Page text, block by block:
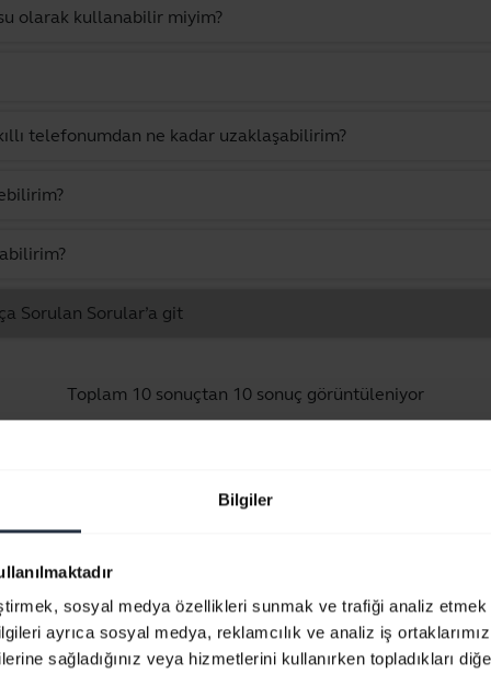
Bilgiler
sosyal medya özellikleri sunmak ve trafiği analiz
ayrıca sosyal medya, reklamcılık ve analiz iş
sağladığınız veya hizmetlerini kullanırken topladıkları
olarak kullanabilir miyim?
telefonumdan ne kadar uzaklaşabilirim?
Sorulan Sorular’a git
Toplam 10 sonuçtan 10 sonuç görüntüleniyor
Ürün dokümanları
Hızlı Başlangıç Kılavuzu
Çok dilli